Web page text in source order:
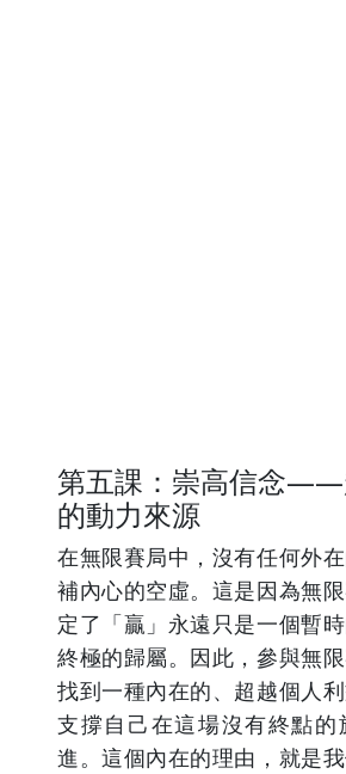
第五課：崇高信念——
的動力來源
在無限賽局中，沒有任何外
補內心的空虛。這是因為無
定了「贏」永遠只是一個暫
終極的歸屬。因此，參與無
找到一種內在的、超越個人
支撐自己在這場沒有終點的
進。這個內在的理由，就是